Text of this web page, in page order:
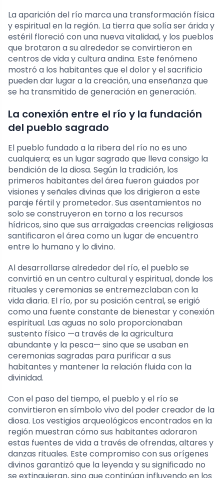
La aparición del río marca una transformación física
y espiritual en la región. La tierra que solía ser árida y
estéril floreció con una nueva vitalidad, y los pueblos
que brotaron a su alrededor se convirtieron en
centros de vida y cultura andina. Este fenómeno
mostró a los habitantes que el dolor y el sacrificio
pueden dar lugar a la creación, una enseñanza que
se ha transmitido de generación en generación.
La conexión entre el río y la fundación
del pueblo sagrado
El pueblo fundado a la ribera del río no es uno
cualquiera; es un lugar sagrado que lleva consigo la
bendición de la diosa. Según la tradición, los
primeros habitantes del área fueron guiados por
visiones y señales divinas que los dirigieron a este
paraje fértil y prometedor. Sus asentamientos no
solo se construyeron en torno a los recursos
hídricos, sino que sus arraigadas creencias religiosas
santificaron el área como un lugar de encuentro
entre lo humano y lo divino.
Al desarrollarse alrededor del río, el pueblo se
convirtió en un centro cultural y espiritual, donde los
rituales y ceremonias se entremezclaban con la
vida diaria. El río, por su posición central, se erigió
como una fuente constante de bienestar y conexión
espiritual. Las aguas no solo proporcionaban
sustento físico —a través de la agricultura
abundante y la pesca— sino que se usaban en
ceremonias sagradas para purificar a sus
habitantes y mantener la relación fluida con la
divinidad.
Con el paso del tiempo, el pueblo y el río se
convirtieron en símbolo vivo del poder creador de la
diosa. Los vestigios arqueológicos encontrados en la
región muestran cómo sus habitantes adoraron
estas fuentes de vida a través de ofrendas, altares y
danzas rituales. Este compromiso con sus orígenes
divinos garantizó que la leyenda y su significado no
se extinguieran, sino que continúan influyendo en los